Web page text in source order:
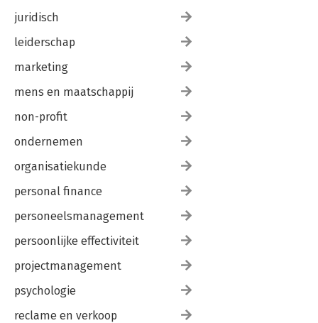
juridisch
leiderschap
marketing
mens en maatschappij
non-profit
ondernemen
organisatiekunde
personal finance
personeelsmanagement
persoonlijke effectiviteit
projectmanagement
psychologie
reclame en verkoop